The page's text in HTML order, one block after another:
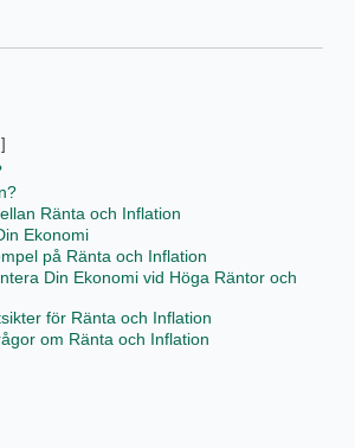
Ränta och Inflation
Ekonomi
på Ränta och Inflation
Din Ekonomi vid Höga Räntor och
för Ränta och Inflation
om Ränta och Inflation